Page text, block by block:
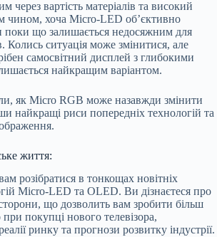
через вартість матеріалів та високий
чином, хоча Micro-LED об’єктивно
поки що залишається недосяжним для
Колись ситуація може змінитися, але
самосвітний дисплей з глибокими
найкращим варіантом.
як Micro RGB може назавжди змінити
найкращі риси попередніх технологій та
життя:
розібратися в тонкощах новітніх
Micro-LED та OLED. Ви дізнаєтеся про
сторони, що дозволить вам зробити більш
покупці нового телевізора,
ринку та прогнози розвитку індустрії.